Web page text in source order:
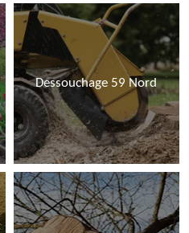
Dessouchage 59 Nord